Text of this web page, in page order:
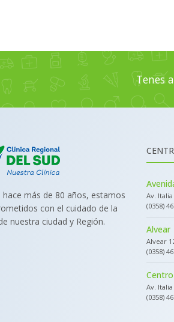
Tenes
hace más de 80 años, estamos
con el cuidado de la
nuestra ciudad y Región.
Av.
(0358)
Alvear
Alvear
(0358)
Av.
(0358)